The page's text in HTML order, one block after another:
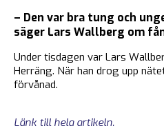
– Den var bra tung och
säger Lars Wallberg om
Under tisdagen var Lars
Herräng. När han drog upp
förvånad.
Länk till hela artikeln.